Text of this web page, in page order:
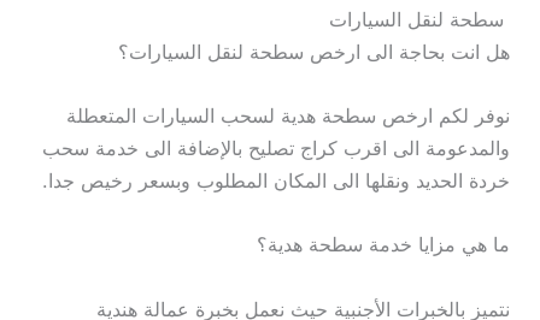
سطحة لنقل السيارات
هل انت بحاجة الى ارخص سطحة لنقل السيارات؟
نوفر لكم ارخص سطحة هدية لسحب السيارات المتعطلة
والمدعومة الى اقرب كراج تصليح بالإضافة الى خدمة سحب
خردة الحديد ونقلها الى المكان المطلوب وبسعر رخيص جدا.
ما هي مزايا خدمة سطحة هدية؟
نتميز بالخبرات الأجنبية حيث نعمل بخبرة عمالة هندية